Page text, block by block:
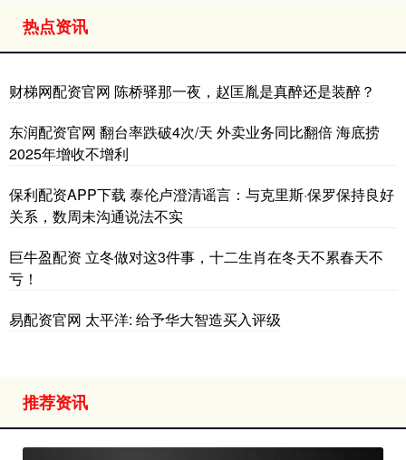
热点资讯
财梯网配资官网 陈桥驿那一夜，赵匡胤是真醉还是装醉？
东润配资官网 翻台率跌破4次/天 外卖业务同比翻倍 海底捞
2025年增收不增利
保利配资APP下载 泰伦卢澄清谣言：与克里斯·保罗保持良好
关系，数周未沟通说法不实
巨牛盈配资 立冬做对这3件事，十二生肖在冬天不累春天不
亏！
易配资官网 太平洋: 给予华大智造买入评级
推荐资讯